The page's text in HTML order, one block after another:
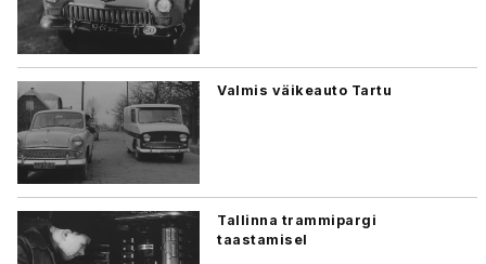
Valmis väikeauto Tartu
Tallinna trammipargi
taastamisel